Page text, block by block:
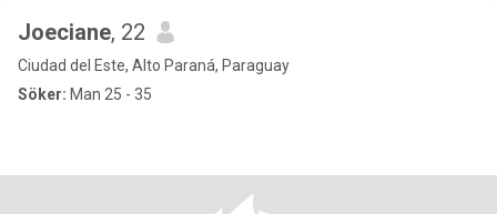
Joeciane, 22
Ciudad del Este, Alto Paraná, Paraguay
Söker: Man 25 - 35